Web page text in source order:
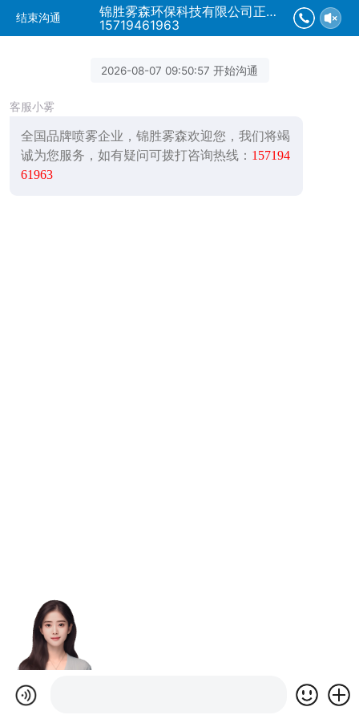
结束沟通
锦胜雾森环保科技有限公司正在为您服务
15719461963
2026-08-07 09:50:57 开始沟通
客服小雾
全国品牌喷雾企业，锦胜雾森欢迎您，我们将竭
诚为您服务，如有疑问可拨打咨询热线： 157194
61963